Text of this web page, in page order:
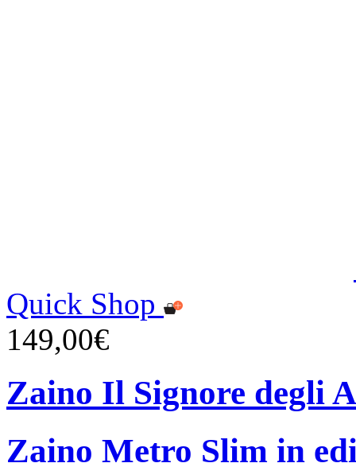
Quick Shop
149,00€
Zaino Il Signore degli
Zaino Metro Slim in